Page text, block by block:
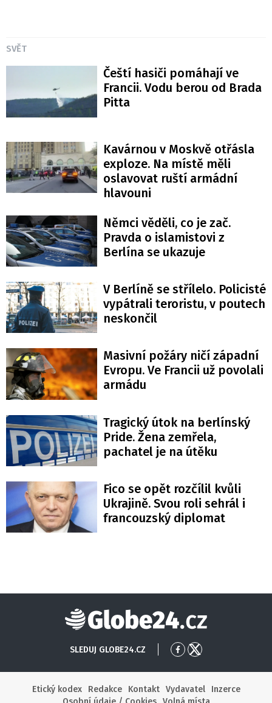
SVĚT
Čeští hasiči pomáhají ve
Francii. Vodu berou od Brada
Pitta
Kavárnou v Moskvě otřásla
exploze. Na místě měli
oslavovat ruští armádní
hlavouni
Němci věděli, co je zač.
Pravda o islamistovi z
Berlína se ukazuje
V Berlíně se střílelo. Policisté
vypátrali teroristu, v poutech
neskončil
Masivní požáry ničí západní
Evropu. Ve Francii už povolali
armádu
Tragický útok na berlínský
Pride. Žena zemřela,
pachatel je na útěku
Fico se opět rozčílil kvůli
Ukrajině. Svou roli sehrál i
francouzský diplomat
Globe24
SLEDUJ GLOBE24.CZ
Přejít
Facebook
Přejít
X
Etický kodex
Redakce Kontakt Vydavatel
Inzerce